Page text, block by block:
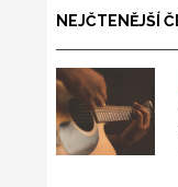
NEJČTENĚJŠÍ